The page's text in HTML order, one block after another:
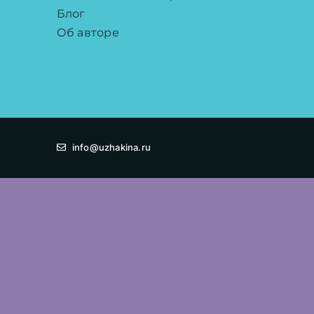
Блог
Об авторе
info@uzhakina.ru